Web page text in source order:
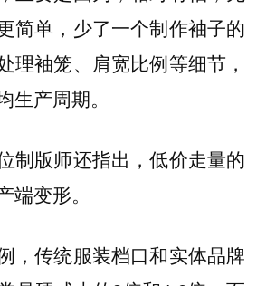
简单，少了一个制作袖子的
理袖笼、肩宽比例等细节，
生产周期。
制版师还指出，低价走量的
端变形。
，传统服装档口和实体品牌